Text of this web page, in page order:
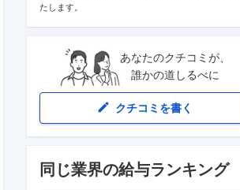
たします。
あなたのクチコミが、
誰かの道しるべに
クチコミを書く
同じ業界の給与ランキング